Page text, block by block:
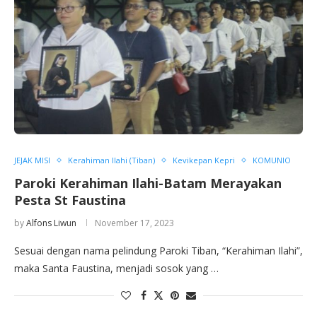
JEJAK MISI Kerahiman Ilahi (Tiban) Kevikepan Kepri KOMUNIO
Paroki Kerahiman Ilahi-Batam Merayakan
Pesta St Faustina
byAlfons Liwun November 17, 2023
Sesuai dengan nama pelindung Paroki Tiban, “Kerahiman Ilahi”,
maka Santa Faustina, menjadi sosok yang …